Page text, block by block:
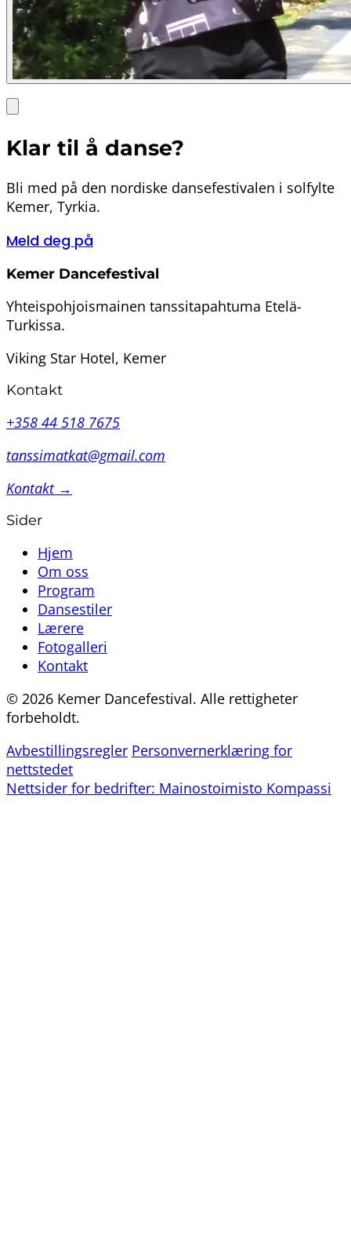
Klar til å danse?
Bli med på den nordiske dansefestivalen i solfylte
Kemer, Tyrkia.
Meld deg på
Kemer Dancefestival
Yhteispohjoismainen tanssitapahtuma Etelä-
Turkissa.
Viking Star Hotel, Kemer
Kontakt
+358 44 518 7675
tanssimatkat@gmail.com
Kontakt →
Sider
Hjem
Om oss
Program
Dansestiler
Lærere
Fotogalleri
Kontakt
© 2026 Kemer Dancefestival. Alle rettigheter
forbeholdt.
Avbestillingsregler Personvernerklæring for
nettstedet
Nettsider for bedrifter: Mainostoimisto Kompassi